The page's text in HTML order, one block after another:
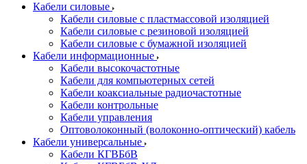
Кабели силовые
Кабели силовые с пластмассовой изоляцией
Кабели силовые с резиновой изоляцией
Кабели силовые с бумажной изоляцией
Кабели информационные
Кабели высокочастотные
Кабели для компьютерных сетей
Кабели коаксиальные радиочастотные
Кабели контрольные
Кабели управления
Оптоволоконный (волоконно-оптический) кабель
Кабели универсальные
Кабели КГВБбВ